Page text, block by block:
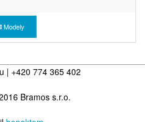
Modely
| +420 774 365 402
Bramos s.r.o.